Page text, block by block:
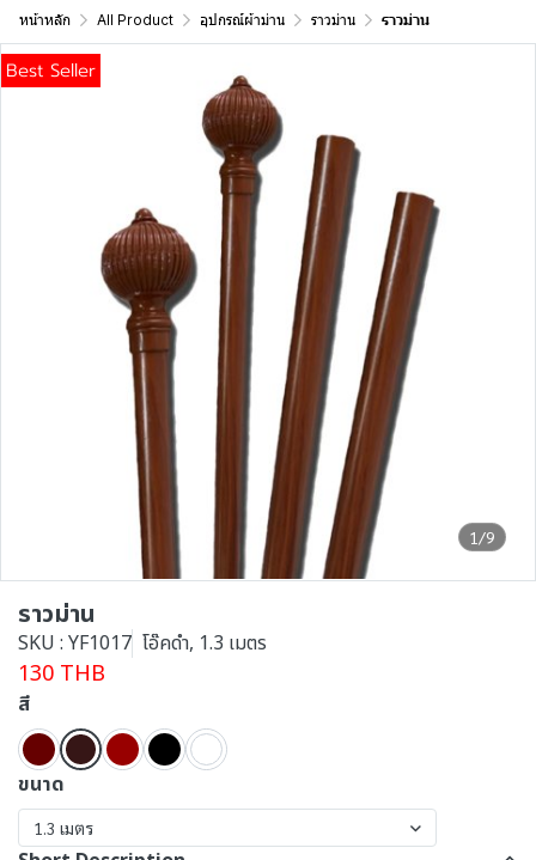
หน้าหลัก All Product อุปกรณ์ผ้าม่าน ราวม่าน ราวม่าน
1/9
Best Seller
ราวม่าน
SKU : YF1017 โอ๊คดำ, 1.3 เมตร
130 THB
สี
ขนาด
1.3 เมตร